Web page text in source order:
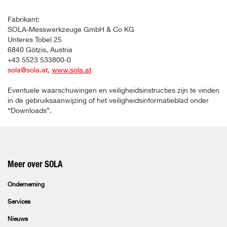
Fabrikant:
SOLA-Messwerkzeuge GmbH & Co KG
Unteres Tobel 25
6840 Götzis, Austria
+43 5523 533800-0
sola@sola.at, www.sola.at
Eventuele waarschuwingen en veiligheidsinstructies zijn te vinden
in de gebruiksaanwijzing of het veiligheidsinformatieblad onder
“Downloads”.
Meer over SOLA
Onderneming
Services
Nieuws